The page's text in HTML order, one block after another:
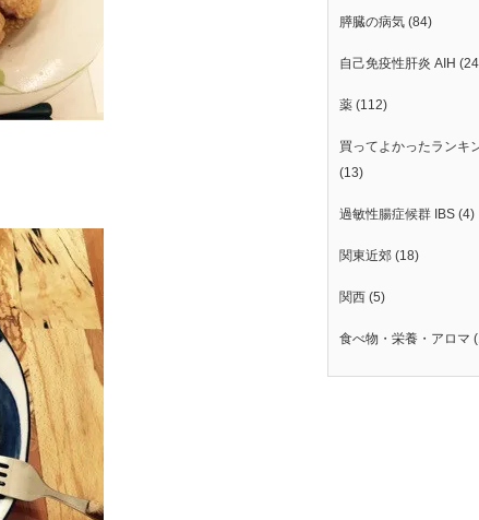
膵臓の病気 (84)
自己免疫性肝炎 AIH
薬 (112)
買ってよかったランキ
(13)
過敏性腸症候群 IBS (4)
関東近郊 (18)
関西 (5)
食べ物・栄養・アロマ